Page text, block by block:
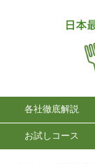
各社徹底解説
お試しコース